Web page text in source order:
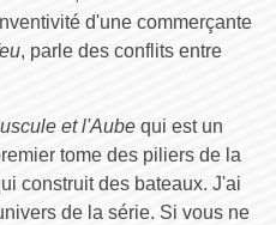
d'une commerçante
, parle des conflits entre
et l'Aube qui est un
tome des piliers de la
construit des bateaux. J'ai
de la série. Si vous ne